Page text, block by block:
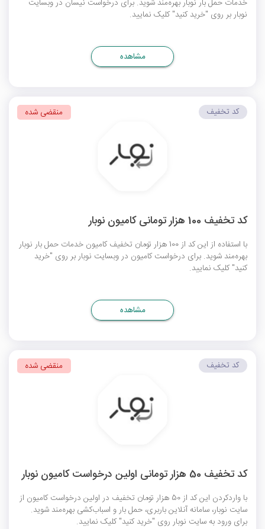
خدمات حمل بار نوبار بهره‌مند شوید. برای درخواست نیسان در وبسایت
نوبار بر روی "خرید کنید" کلیک نمایید.
مشاهده
کد تخفیف 100 هزار تومانی کامیون نوبار
با استفاده از این کد از 100 هزار تومان تخفیف کامیون خدمات حمل بار نوبار
بهره‌مند شوید. برای درخواست کامیون در وبسایت نوبار بر روی "خرید
کنید" کلیک نمایید.
کد تخفیف منقضی شده
مشاهده
کد تخفیف 50 هزار تومانی اولین درخواست کامیون نوبار
با واردکردن این کد از 50 هزار تومان تخفیف در اولین درخواست کامیون از
سایت نوبار، سامانه آنلاین باربری، حمل بار و اسباب‌کشی بهره‌مند شوید.
برای ورود به سایت نوبار روی "خرید کنید" کلیک نمایید.
کد تخفیف منقضی شده